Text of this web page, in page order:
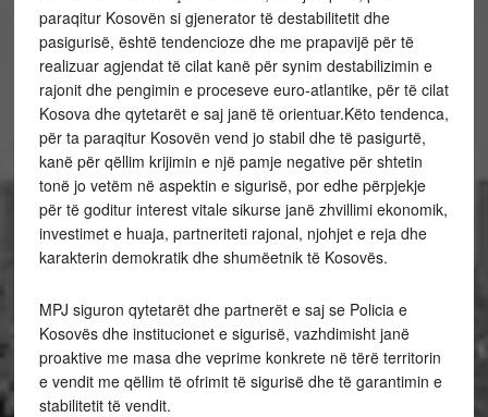
paraqitur Kosovën si gjenerator të destabilitetit dhe
pasigurisë, është tendencioze dhe me prapavijë për të
realizuar agjendat të cilat kanë për synim destabilizimin e
rajonit dhe pengimin e proceseve euro-atlantike, për të cilat
Kosova dhe qytetarët e saj janë të orientuar.Këto tendenca,
për ta paraqitur Kosovën vend jo stabil dhe të pasigurtë,
kanë për qëllim krijimin e një pamje negative për shtetin
tonë jo vetëm në aspektin e sigurisë, por edhe përpjekje
për të goditur interest vitale sikurse janë zhvillimi ekonomik,
investimet e huaja, partneriteti rajonal, njohjet e reja dhe
karakterin demokratik dhe shumëetnik të Kosovës.
MPJ siguron qytetarët dhe partnerët e saj se Policia e
Kosovës dhe institucionet e sigurisë, vazhdimisht janë
proaktive me masa dhe veprime konkrete në tërë territorin
e vendit me qëllim të ofrimit të sigurisë dhe të garantimin e
stabilitetit të vendit.